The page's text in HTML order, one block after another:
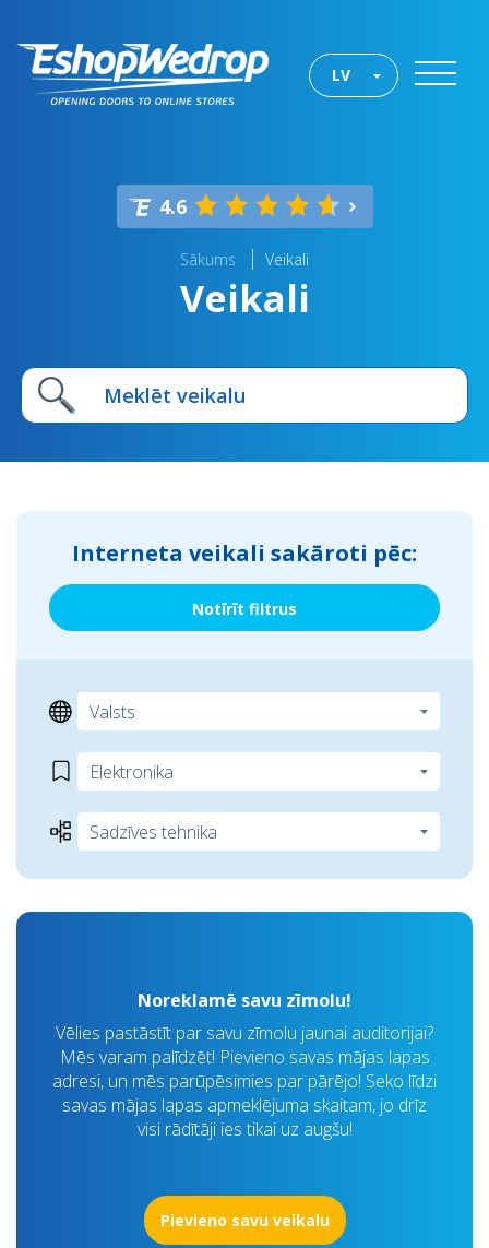
LV
4.6
Sākums Veikali
Veikali
Interneta veikali sakāroti pēc:
Notīrīt filtrus
Noreklamē savu zīmolu!
Vēlies pastāstīt par savu zīmolu jaunai auditorijai?
Mēs varam palīdzēt! Pievieno savas mājas lapas
adresi, un mēs parūpēsimies par pārējo! Seko līdzi
savas mājas lapas apmeklējuma skaitam, jo drīz
visi rādītāji ies tikai uz augšu!
Pievieno savu veikalu